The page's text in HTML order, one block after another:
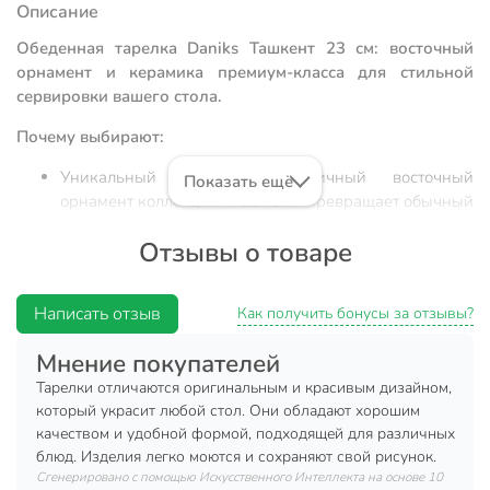
Описание
Обеденная тарелка Daniks Ташкент 23 см: восточный
орнамент и керамика премиум-класса для стильной
сервировки вашего стола.
Почему выбирают:
Уникальный дизайн: аутентичный восточный
орнамент коллекции «Ташкент» превращает обычный
однотонной посуды.
для подачи основных блюд, закусок или
использования в качестве подстановочной тарелки,
подходящий для стандартных посудомоечных
машин.
Термостойкость и долговечность: плотная керамика
устойчива к резким перепадам температур, что
позволяет безопасно разогревать еду в СВЧ и мыть
изделие в автоматическом режиме без потери
Показать ещё
Отзывы о товаре
Написать отзыв Как получить бонусы за отзывы?
Мнение покупателей
Тарелки отличаются оригинальным и красивым дизайном,
который украсит любой стол. Они обладают хорошим
качеством и удобной формой, подходящей для различных
блюд. Изделия легко моются и сохраняют свой рисунок.
Сгенерировано с помощью Искусственного Интеллекта на основе 10